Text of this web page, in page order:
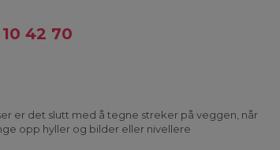
42 70
er det slutt med å tegne streker på veggen, når
opp hyller og bilder eller nivellere